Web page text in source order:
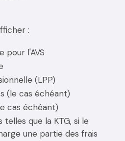
:
pour l'AVS
(LPP)
(le cas échéant)
cas échéant)
que la KTG, si le
une partie des frais